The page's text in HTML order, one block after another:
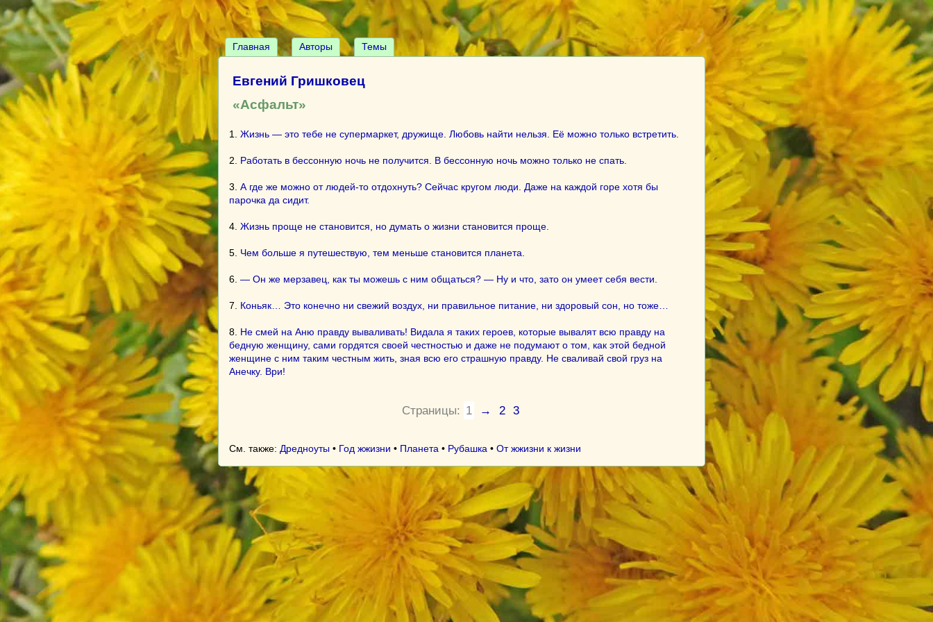
Главная Авторы Темы
Евгений Гришковец
«Асфальт»
1. Жизнь — это тебе не супермаркет, дружище. Любовь найти нельзя. Её можно только встретить.
2. Работать в бессонную ночь не получится. В бессонную ночь можно только не спать.
3. А где же можно от людей-то отдохнуть? Сейчас кругом люди. Даже на каждой горе хотя бы
парочка да сидит.
4. Жизнь проще не становится, но думать о жизни становится проще.
5. Чем больше я путешествую, тем меньше становится планета.
6. — Он же мерзавец, как ты можешь с ним общаться? — Ну и что, зато он умеет себя вести.
7. Коньяк… Это конечно ни свежий воздух, ни правильное питание, ни здоровый сон, но тоже…
8. Не смей на Аню правду вываливать! Видала я таких героев, которые вывалят всю правду на
бедную женщину, сами гордятся своей честностью и даже не подумают о том, как этой бедной
женщине с ним таким честным жить, зная всю его страшную правду. Не сваливай свой груз на
Анечку. Ври!
Страницы: 1 → 2 3
См. также: Дредноуты • Год жжизни • Планета • Рубашка • От жжизни к жизни